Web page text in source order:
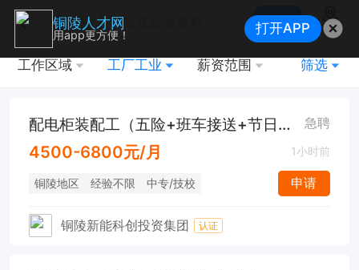
搜索
地图
工作区域 工厂工业 薪资范围 筛选
配电柜装配工（五险+班车接送+节日福利） 急聘
4500-6800元/月 1小时前
铜陵地区 经验不限 中专/技校 申请
铜陵新能科创投资集团 认证
铜陵人才网
用app更方便！ 打开APP